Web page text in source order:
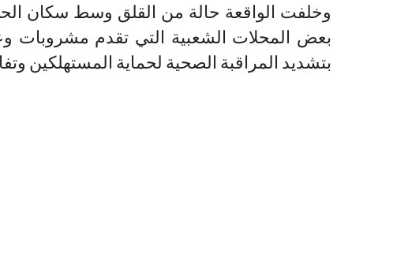
وخلفت الواقعة حالة من القلق وسط سكان
بعض المحلات الشعبية التي تقدم
بتشديد المراقبة الصحية لحماية المستهلكين